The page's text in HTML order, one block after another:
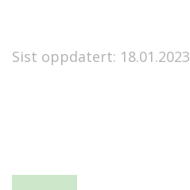
Sist oppdatert: 18.01.2023